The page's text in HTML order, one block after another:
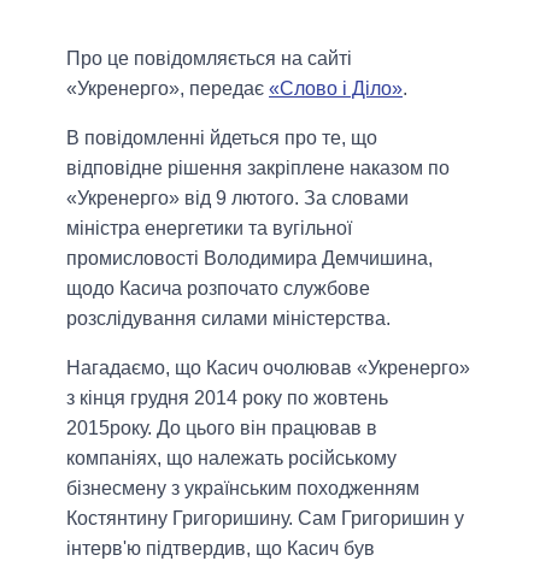
Про це повідомляється на сайті
«Укренерго», передає «Слово і Діло».
В повідомленні йдеться про те, що
відповідне рішення закріплене наказом по
«Укренерго» від 9 лютого. За словами
міністра енергетики та вугільної
промисловості Володимира Демчишина,
щодо Касича розпочато службове
розслідування силами міністерства.
Нагадаємо, що Касич очолював «Укренерго»
з кінця грудня 2014 року по жовтень
2015року. До цього він працював в
компаніях, що належать російському
бізнесмену з українським походженням
Костянтину Григоришину. Сам Григоришин у
інтерв'ю підтвердив, що Касич був